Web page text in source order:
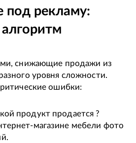
под рекламу:
снижающие продажи из
уровня сложности.
ошибки:
продукт продается ?
магазине мебели фото